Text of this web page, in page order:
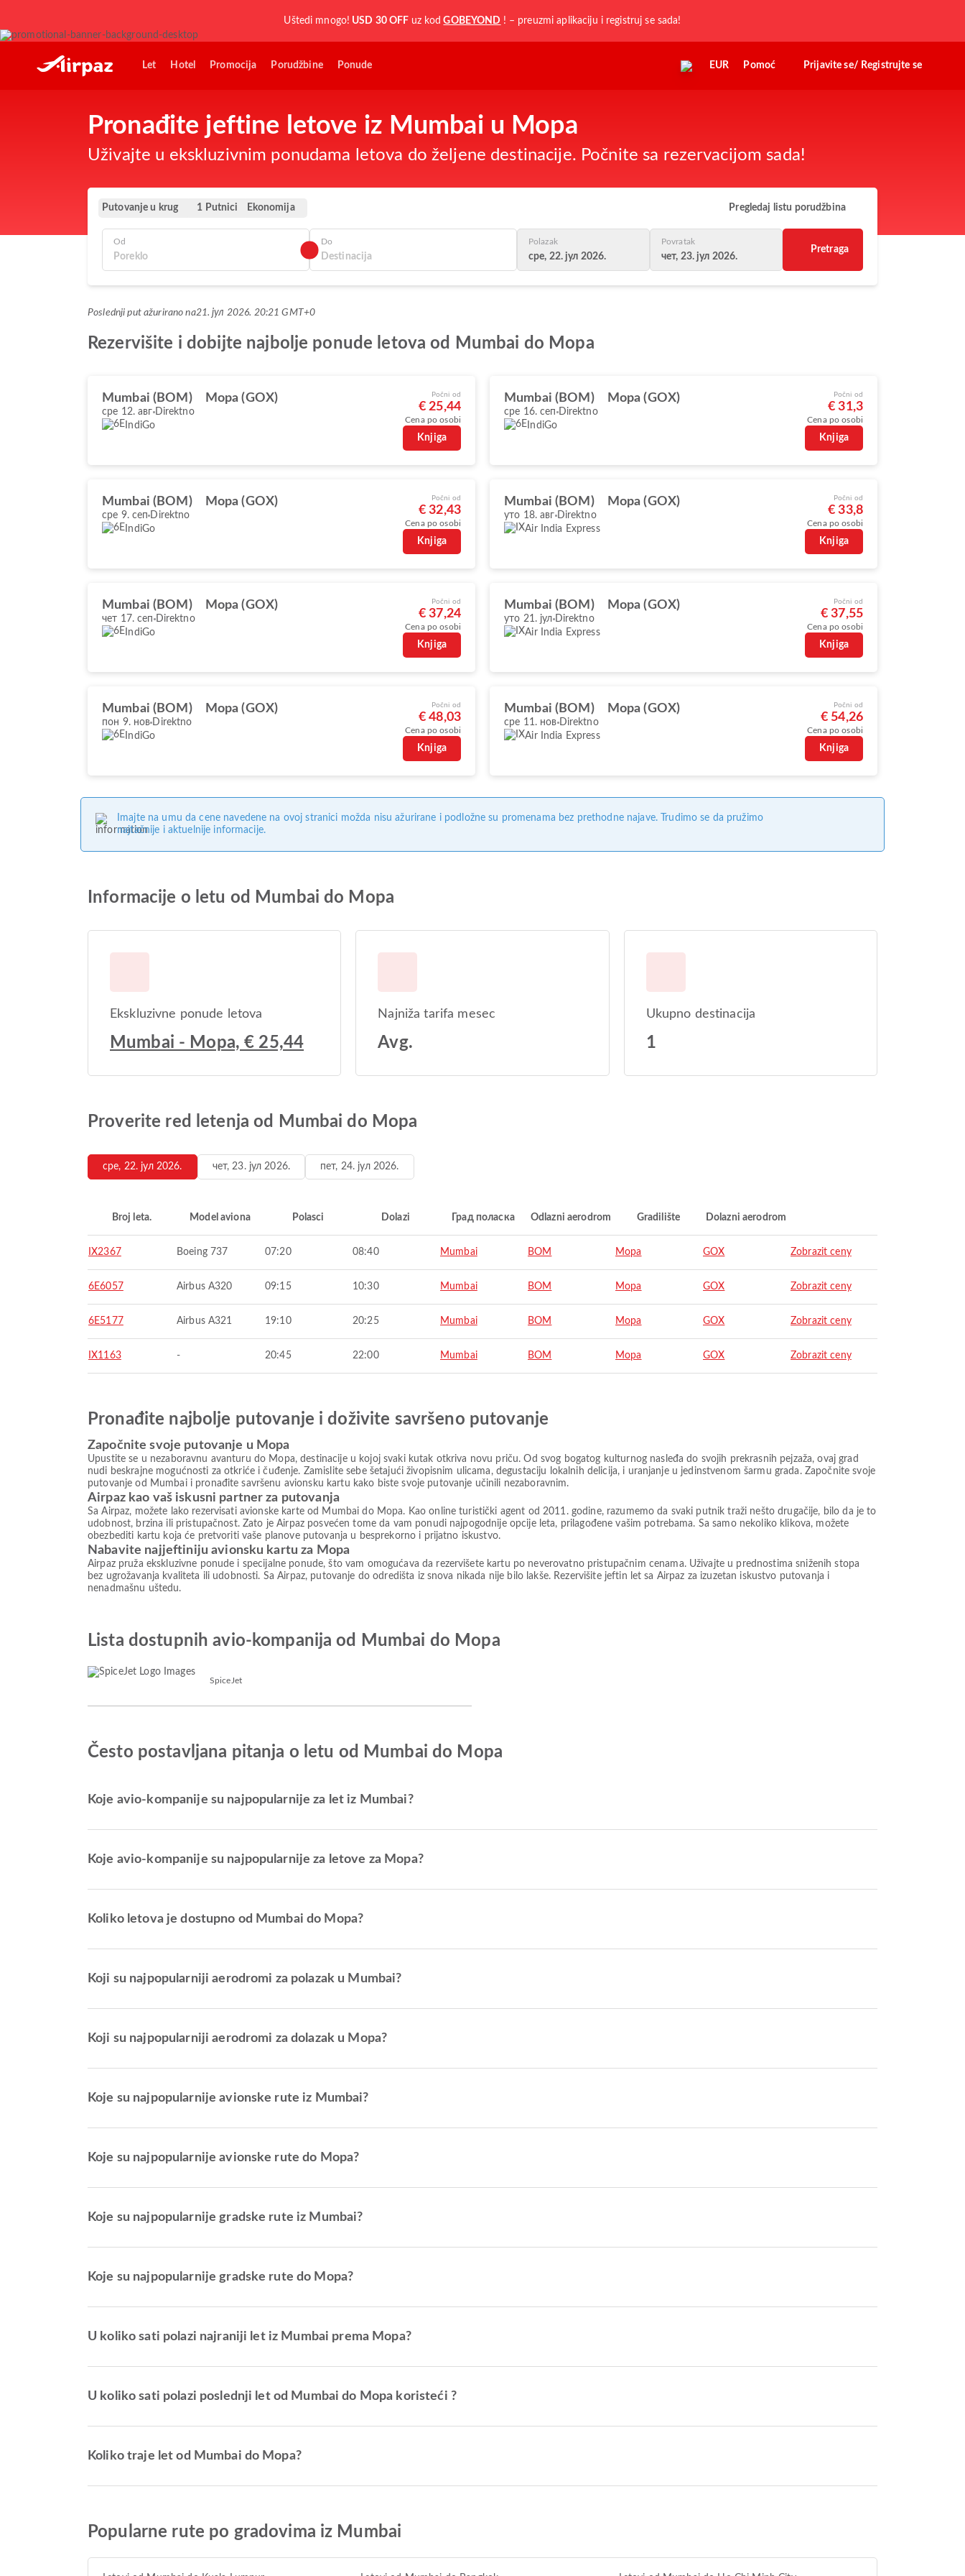
Uštedi mnogo! USD 30 OFF uz kod GOBEYOND ! – preuzmi aplikaciju i registruj se sada!
Let Hotel Promocija Porudžbine Ponude EUR Pomoć Prijavite se/ Registrujte se
Pronađite jeftine letove iz Mumbai u Mopa
Uživajte u ekskluzivnim ponudama letova do željene destinacije. Počnite sa rezervacijom sada!
Putovanje u krug 1 Putnici Ekonomija Pregledaj listu porudžbina
Od Do Polazak
сре, 22. јул 2026.
Povratak
чет, 23. јул 2026.
Pretraga
Poslednji put ažurirano na21. јул 2026. 20:21 GMT+0
Rezervišite i dobijte najbolje ponude letova od Mumbai do Mopa
Mumbai (BOM) Mopa (GOX)
сре 12. авг Direktno
IndiGo
Počni od
€ 25,44
Cena po osobi
Knjiga
Mumbai (BOM) Mopa (GOX)
сре 16. сеп Direktno
IndiGo
Počni od
€ 31,3
Cena po osobi
Knjiga
Mumbai (BOM) Mopa (GOX)
сре 9. сеп Direktno
IndiGo
Počni od
€ 32,43
Cena po osobi
Knjiga
Mumbai (BOM) Mopa (GOX)
уто 18. авг Direktno
Air India Express
Počni od
€ 33,8
Cena po osobi
Knjiga
Mumbai (BOM) Mopa (GOX)
чет 17. сеп Direktno
IndiGo
Počni od
€ 37,24
Cena po osobi
Knjiga
Mumbai (BOM) Mopa (GOX)
уто 21. јул Direktno
Air India Express
Počni od
€ 37,55
Cena po osobi
Knjiga
Mumbai (BOM) Mopa (GOX)
пон 9. нов Direktno
IndiGo
Počni od
€ 48,03
Cena po osobi
Knjiga
Mumbai (BOM) Mopa (GOX)
сре 11. нов Direktno
Air India Express
Počni od
€ 54,26
Cena po osobi
Knjiga
Imajte na umu da cene navedene na ovoj stranici možda nisu ažurirane i podložne su promenama bez prethodne najave. Trudimo se da pružimo
najtačnije i aktuelnije informacije.
Informacije o letu od Mumbai do Mopa
Ekskluzivne ponude letova
Mumbai - Mopa, € 25,44
Najniža tarifa mesec
Avg.
Ukupno destinacija
1
Proverite red letenja od Mumbai do Mopa
сре, 22. јул 2026. чет, 23. јул 2026. пет, 24. јул 2026.
Broj leta. Model aviona Polasci Dolazi Град поласка Odlazni aerodrom Gradilište Dolazni aerodrom
IX2367 Boeing 737 07:20 08:40 Mumbai BOM Mopa GOX Zobrazit ceny
6E6057 Airbus A320 09:15 10:30 Mumbai BOM Mopa GOX Zobrazit ceny
6E5177 Airbus A321 19:10 20:25 Mumbai BOM Mopa GOX Zobrazit ceny
IX1163 - 20:45 22:00 Mumbai BOM Mopa GOX Zobrazit ceny
Pronađite najbolje putovanje i doživite savršeno putovanje
Započnite svoje putovanje u Mopa
Upustite se u nezaboravnu avanturu do Mopa, destinacije u kojoj svaki kutak otkriva novu priču. Od svog bogatog kulturnog nasleđa do svojih prekrasnih pejzaža, ovaj grad
nudi beskrajne mogućnosti za otkriće i čuđenje. Zamislite sebe šetajući živopisnim ulicama, degustaciju lokalnih delicija, i uranjanje u jedinstvenom šarmu grada. Započnite svoje
putovanje od Mumbai i pronađite savršenu avionsku kartu kako biste svoje putovanje učinili nezaboravnim.
Airpaz kao vaš iskusni partner za putovanja
Sa Airpaz, možete lako rezervisati avionske karte od Mumbai do Mopa. Kao online turistički agent od 2011. godine, razumemo da svaki putnik traži nešto drugačije, bilo da je to
udobnost, brzina ili pristupačnost. Zato je Airpaz posvećen tome da vam ponudi najpogodnije opcije leta, prilagođene vašim potrebama. Sa samo nekoliko klikova, možete
obezbediti kartu koja će pretvoriti vaše planove putovanja u besprekorno i prijatno iskustvo.
Nabavite najjeftiniju avionsku kartu za Mopa
Airpaz pruža ekskluzivne ponude i specijalne ponude, što vam omogućava da rezervišete kartu po neverovatno pristupačnim cenama. Uživajte u prednostima sniženih stopa
bez ugrožavanja kvaliteta ili udobnosti. Sa Airpaz, putovanje do odredišta iz snova nikada nije bilo lakše. Rezervišite jeftin let sa Airpaz za izuzetan iskustvo putovanja i
nenadmašnu uštedu.
Lista dostupnih avio-kompanija od Mumbai do Mopa
SpiceJet
Često postavljana pitanja o letu od Mumbai do Mopa
Koje avio-kompanije su najpopularnije za let iz Mumbai?
Koje avio-kompanije su najpopularnije za letove za Mopa?
Koliko letova je dostupno od Mumbai do Mopa?
Koji su najpopularniji aerodromi za polazak u Mumbai?
Koji su najpopularniji aerodromi za dolazak u Mopa?
Koje su najpopularnije avionske rute iz Mumbai?
Koje su najpopularnije avionske rute do Mopa?
Koje su najpopularnije gradske rute iz Mumbai?
Koje su najpopularnije gradske rute do Mopa?
U koliko sati polazi najraniji let iz Mumbai prema Mopa?
U koliko sati polazi poslednji let od Mumbai do Mopa koristeći ?
Koliko traje let od Mumbai do Mopa?
Popularne rute po gradovima iz Mumbai